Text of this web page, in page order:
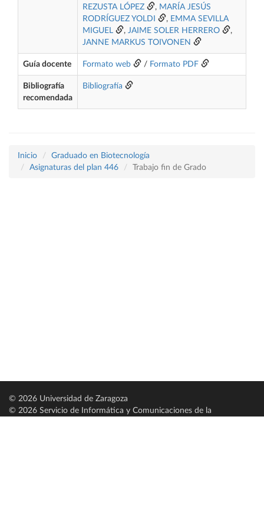
REZUSTA LÓPEZ
, MARÍA JESÚS
RODRÍGUEZ YOLDI
, EMMA SEVILLA
MIGUEL
, JAIME SOLER HERRERO
,
JANNE MARKUS TOIVONEN
Guía docente Formato web / Formato PDF
Bibliografía
recomendada
Bibliografía
Inicio
Graduado en Biotecnología
Asignaturas del plan 446
Trabajo fin de Grado
© 2026 Universidad de Zaragoza
© 2026 Servicio de Informática y Comunicaciones de la